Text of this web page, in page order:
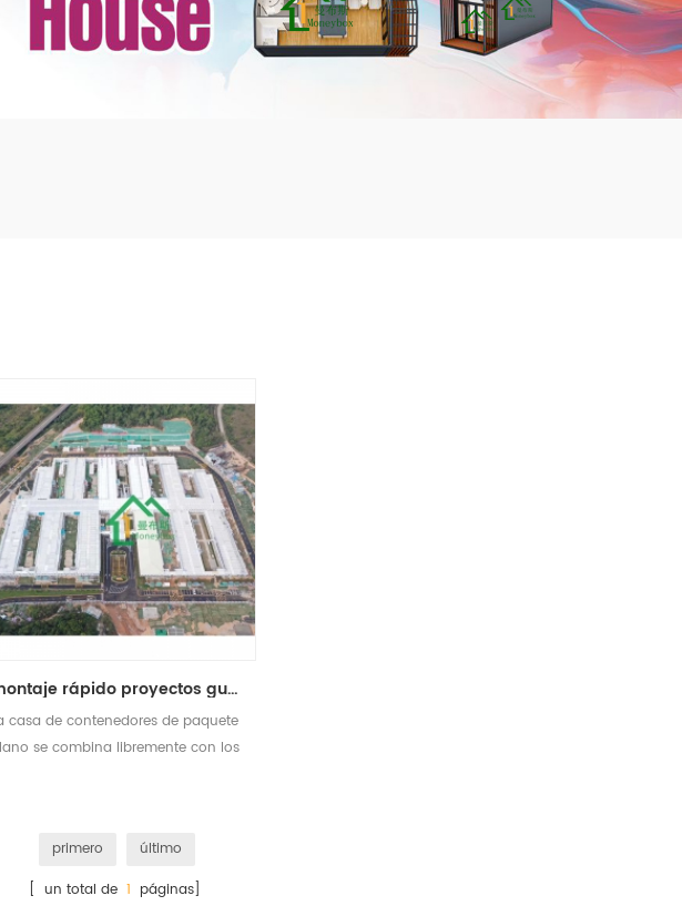
montaje rápido proyectos gubernamentales contenedor prefabricado clínica móvil hospital casa
casa de contenedores de paquete
se combina libremente con los
primero
último
[ un total de 1 páginas]
mbshou
se.com